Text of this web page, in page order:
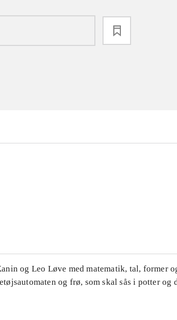
og Leo Løve med matematik, tal, former
og frø, som skal sås i potter og